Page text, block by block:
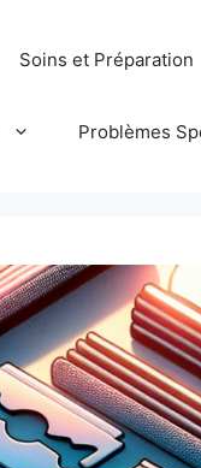
Soins et Préparation
Problèmes